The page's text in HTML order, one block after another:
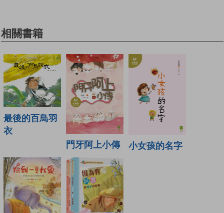
相關書籍
最後的百鳥羽
衣
門牙阿上小傳
小女孩的名字